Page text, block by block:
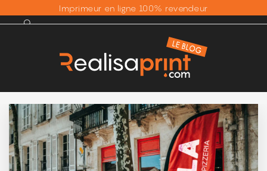
Imprimeur en ligne 100% revendeur